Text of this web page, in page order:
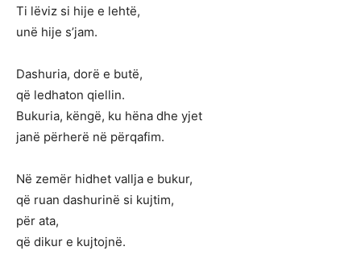
Ti lëviz si hije e lehtë,
unë hije s’jam.
Dashuria, dorë e butë,
që ledhaton qiellin.
Bukuria, këngë, ku hëna dhe yjet
janë përherë në përqafim.
Në zemër hidhet vallja e bukur,
që ruan dashurinë si kujtim,
për ata,
që dikur e kujtojnë.